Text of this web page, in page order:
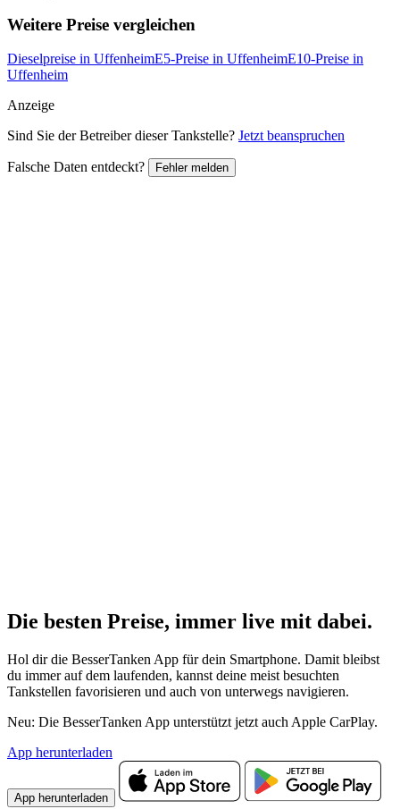
Weitere Preise vergleichen
Dieselpreise in UffenheimE5-Preise in UffenheimE10-Preise in
Uffenheim
Anzeige
Sind Sie der Betreiber dieser Tankstelle? Jetzt beanspruchen
Falsche Daten entdeckt? Fehler melden
Die besten Preise, immer live mit dabei.
Hol dir die BesserTanken App für dein Smartphone. Damit bleibst
du immer auf dem laufenden, kannst deine meist besuchten
Tankstellen favorisieren und auch von unterwegs navigieren.
Neu: Die BesserTanken App unterstützt jetzt auch Apple CarPlay.
App herunterladen
App herunterladen